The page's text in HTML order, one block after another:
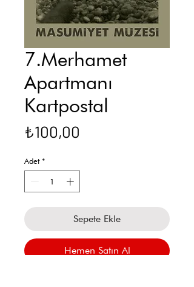
7.Merhamet
Apartmanı
Kartpostal
₺100,00
Adet *
Sepete Ekle
Hemen Satın Al